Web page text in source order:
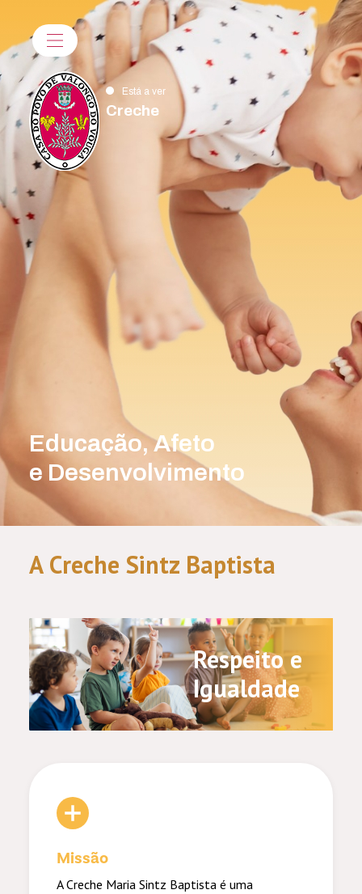
Está a ver
Creche
Educação, Afeto
e Desenvolvimento
A Creche Sintz Baptista
Respeito e
Igualdade
Missão
A Creche Maria Sintz Baptista é uma